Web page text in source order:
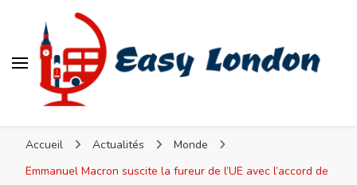
Accueil Actualités
Monde
Emmanuel Macron suscite la fureur de l’UE avec l’accord de